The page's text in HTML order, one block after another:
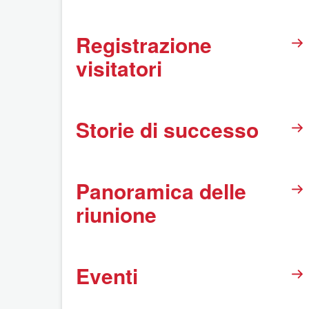
Registrazione
visitatori
Storie di successo
Panoramica delle
riunione
Eventi